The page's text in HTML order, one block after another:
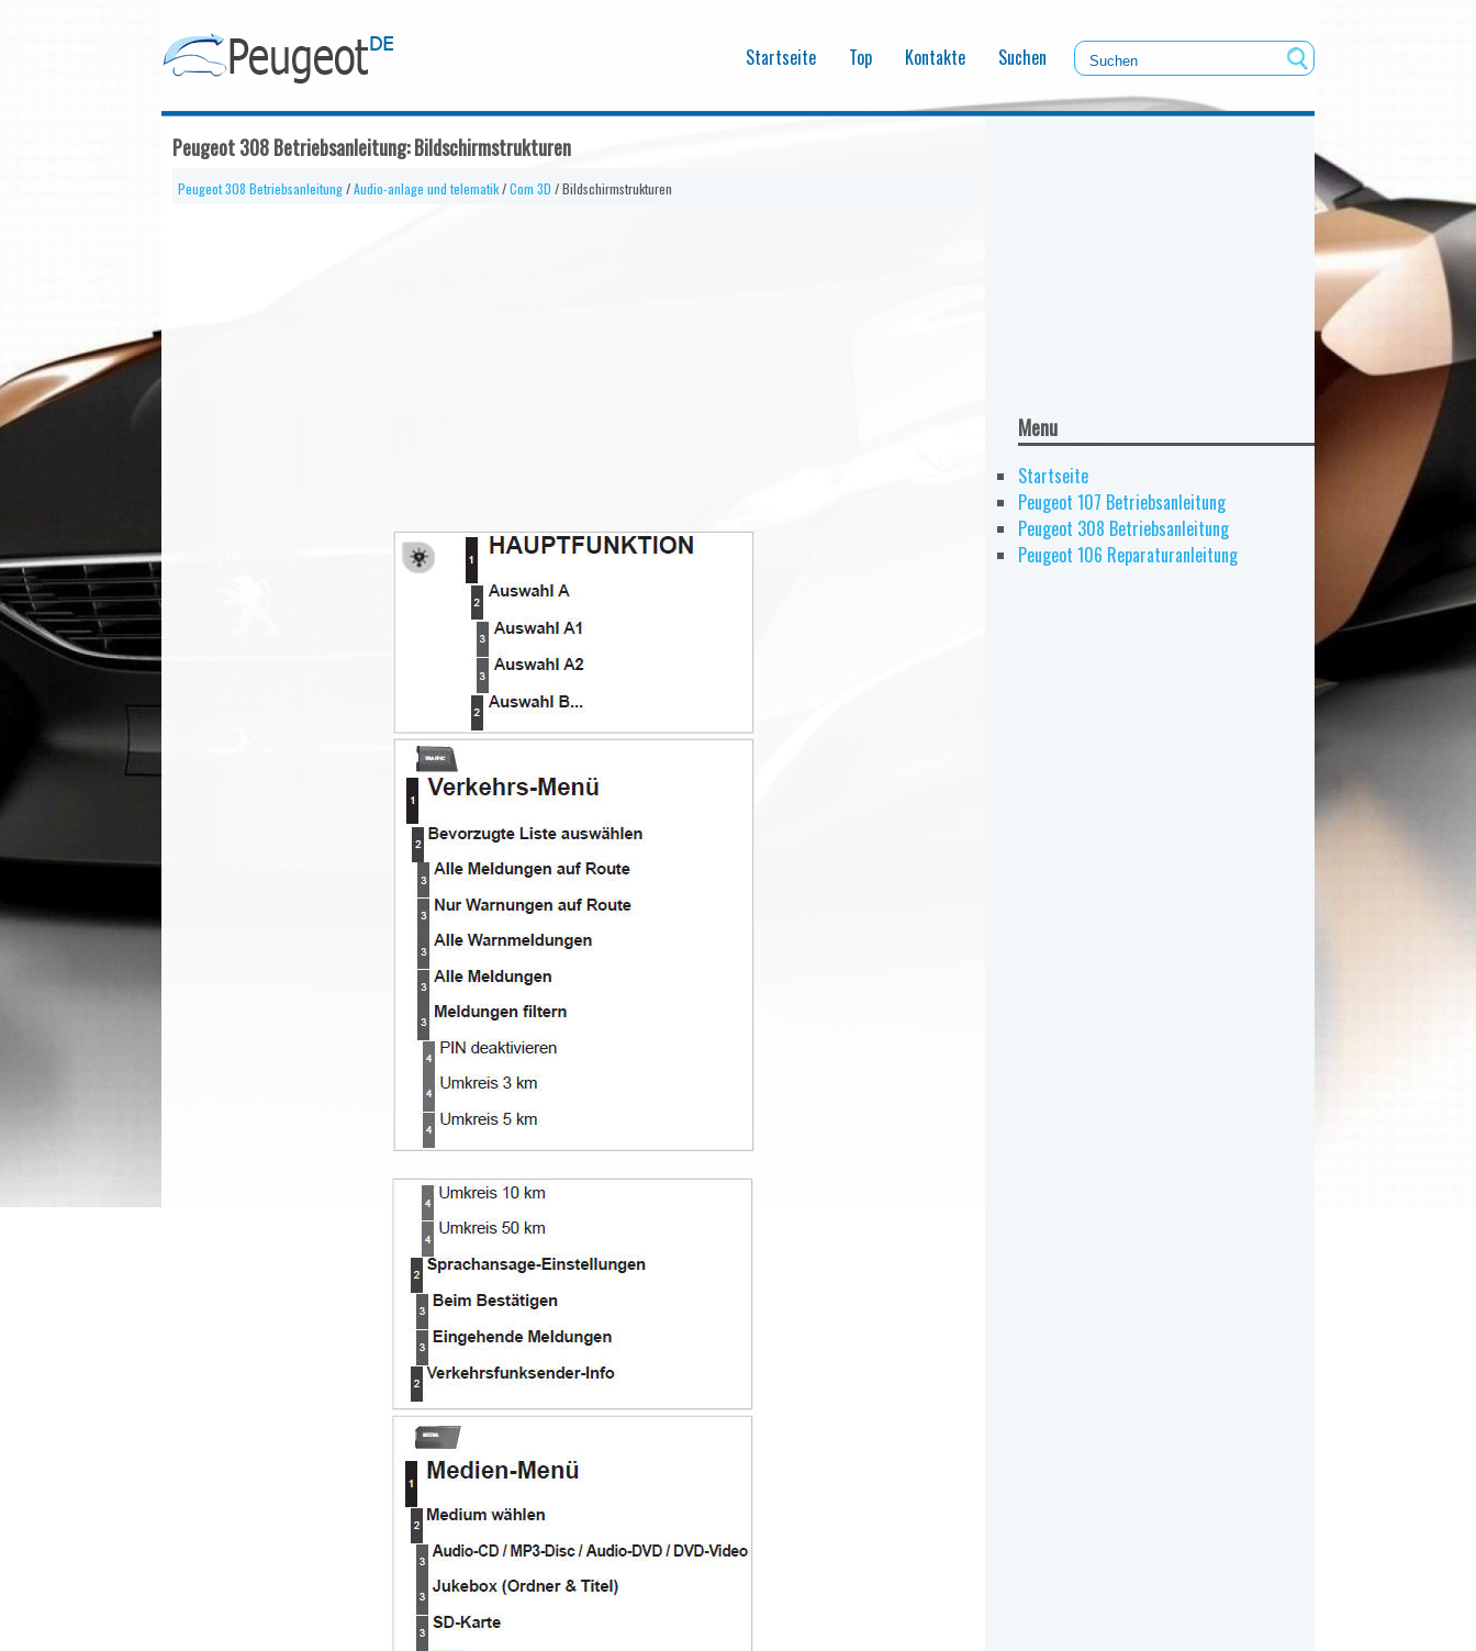
Startseite Top Kontakte Suchen
Peugeot 308 Betriebsanleitung: Bildschirmstrukturen
Peugeot 308 Betriebsanleitung/Audio-anlage und telematik/Com 3D / Bildschirmstrukturen
Menu
Startseite
Peugeot 107 Betriebsanleitung
Peugeot 308 Betriebsanleitung
Peugeot 106 Reparaturanleitung